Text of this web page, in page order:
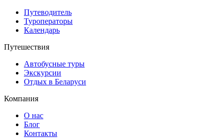
Путеводитель
Туроператоры
Календарь
Путешествия
Автобусные туры
Экскурсии
Отдых в Беларуси
Компания
О нас
Блог
Контакты